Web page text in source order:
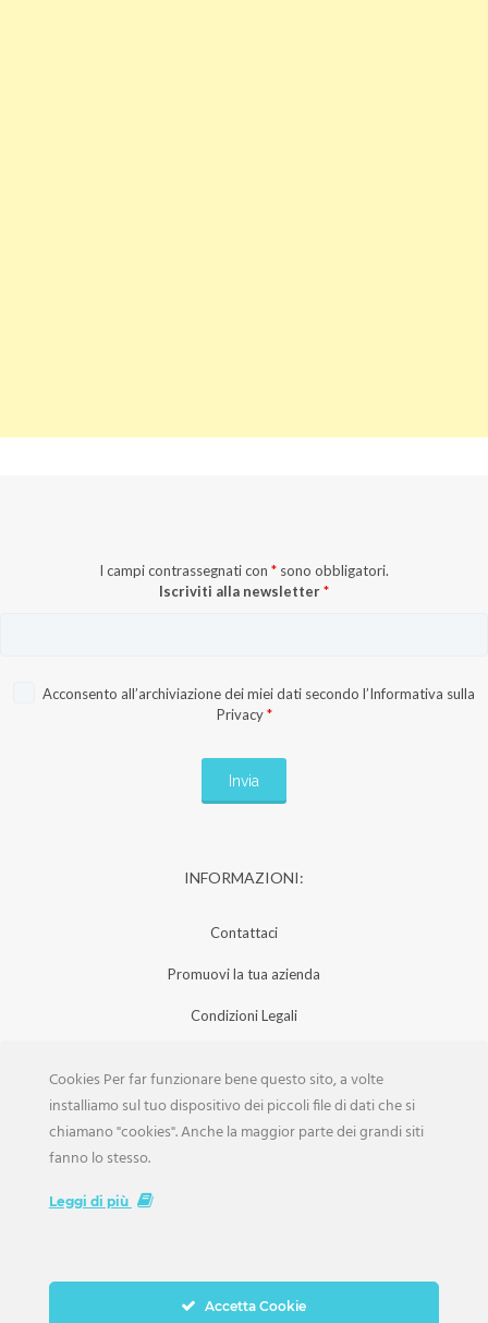
I campi contrassegnati con * sono obbligatori.
Iscriviti alla newsletter*
Acconsento all’archiviazione dei miei dati secondo l’Informativa sulla
Privacy *
INFORMAZIONI:
Contattaci
Promuovi la tua azienda
Condizioni Legali
Iscrizione Aziende
Scarica la Rivista
Cookies Per far funzionare bene questo sito, a volte
installiamo sul tuo dispositivo dei piccoli file di dati che si
chiamano "cookies". Anche la maggior parte dei grandi siti
fanno lo stesso.
Leggi di più
Accetta Cookie